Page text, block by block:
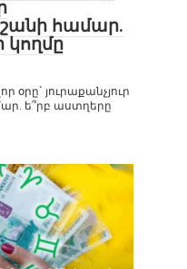
համար.
կողմը
յուրաքանչյուր
ե՞րբ աստղերը